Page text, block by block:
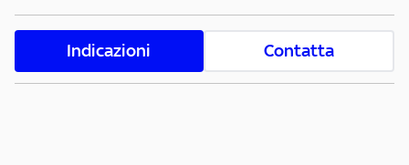
Indicazioni Contatta